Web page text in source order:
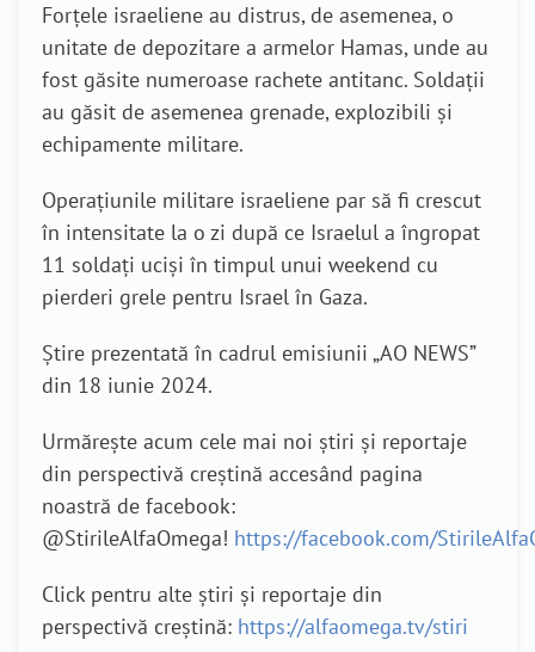
Forțele israeliene au distrus, de asemenea, o
unitate de depozitare a armelor Hamas, unde au
fost găsite numeroase rachete antitanc. Soldații
au găsit de asemenea grenade, explozibili și
echipamente militare.
Operațiunile militare israeliene par să fi crescut
în intensitate la o zi după ce Israelul a îngropat
11 soldați uciși în timpul unui weekend cu
pierderi grele pentru Israel în Gaza.
Știre prezentată în cadrul emisiunii „AO NEWS”
din 18 iunie 2024.
Urmărește acum cele mai noi știri și reportaje
din perspectivă creștină accesând pagina
noastră de facebook:
@StirileAlfaOmega! https://facebook.com/
Click pentru alte știri și reportaje din
perspectivă creștină: https://alfaomega.tv/stiri